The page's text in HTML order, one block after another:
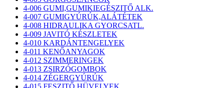
4-006 GUMI,GUMIKIEGÉSZITŐ ALK.
4-007 GUMIGYÚRÚK,ALÁTÉTEK
4-008 HIDRAULIKA GYORCSATL.
4-009 JAVITÓ KÉSZLETEK
4-010 KARDÁNTENGELYEK
4-011 KENŐANYAGOK
4-012 SZIMMERINGEK
4-013 ZSIRZÓGOMBOK
4-014 ZÉGERGYÚRÚK
4-015 FESZITŐ HÜVELYEK